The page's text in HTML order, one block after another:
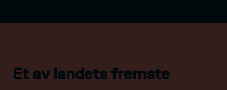
Et av landets fremste